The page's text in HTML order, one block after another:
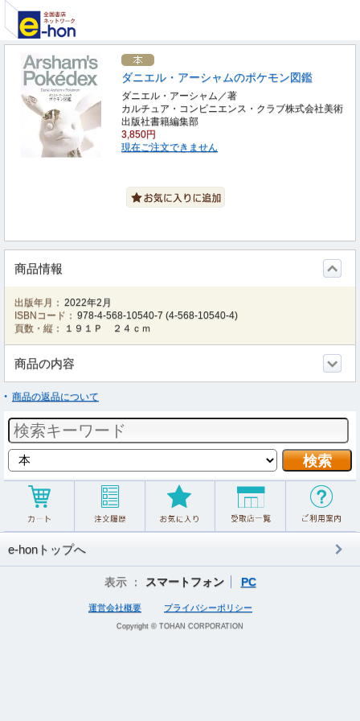
ダニエル・アーシャムのポケモン図鑑
ダニエル・アーシャム／著
カルチュア・コンビニエンス・クラブ株式会社美術
出版社書籍編集部
3,850円
現在ご注文できません
商品情報
出版年月： 2022年2月
ISBNコード： 978-4-568-10540-7 (4-568-10540-4)
頁数・縦：
１９１Ｐ ２４ｃｍ
商品の内容
商品の返品について
e-honトップへ
表示 ： スマートフォン PC
運営会社概要 プライバシーポリシー
Copyright © TOHAN CORPORATION